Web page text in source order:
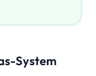
System